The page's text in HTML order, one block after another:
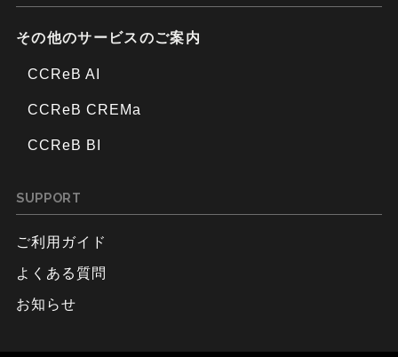
その他のサービスのご案内
CCReB AI
CCReB CREMa
CCReB BI
SUPPORT
ご利用ガイド
よくある質問
お知らせ